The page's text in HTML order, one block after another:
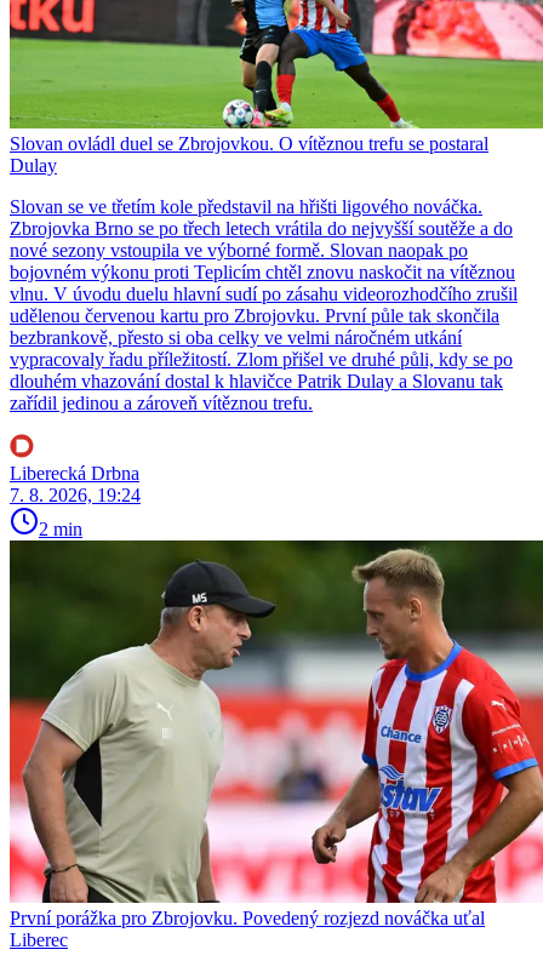
Slovan ovládl duel se Zbrojovkou. O vítěznou trefu se postaral
Dulay
Slovan se ve třetím kole představil na hřišti ligového nováčka.
Zbrojovka Brno se po třech letech vrátila do nejvyšší soutěže a do
nové sezony vstoupila ve výborné formě. Slovan naopak po
bojovném výkonu proti Teplicím chtěl znovu naskočit na vítěznou
vlnu. V úvodu duelu hlavní sudí po zásahu videorozhodčího zrušil
udělenou červenou kartu pro Zbrojovku. První půle tak skončila
bezbrankově, přesto si oba celky ve velmi náročném utkání
vypracovaly řadu příležitostí. Zlom přišel ve druhé půli, kdy se po
dlouhém vhazování dostal k hlavičce Patrik Dulay a Slovanu tak
zařídil jedinou a zároveň vítěznou trefu.
Liberecká Drbna
7. 8. 2026, 19:24
2 min
První porážka pro Zbrojovku. Povedený rozjezd nováčka uťal
Liberec